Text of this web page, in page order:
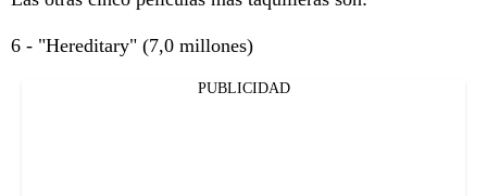
6 - "Hereditary" (7,0 millones)
PUBLICIDAD